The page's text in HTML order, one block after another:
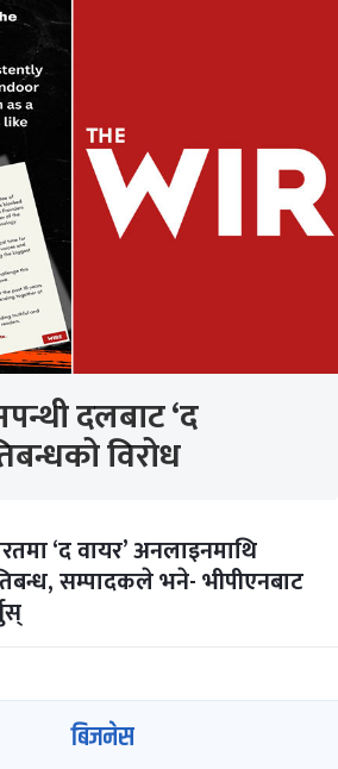
दलबाट ‘द
विरोध
‘द वायर’ अनलाइनमाथि
सम्पादकले भने- भीपीएनबाट
बिजनेस